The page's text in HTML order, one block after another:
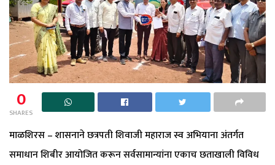
0
SHARES
माळशिरस – शासनाने छत्रपती शिवाजी महाराज स्व अभियाना अंतर्गत
समाधान शिबीर आयोजित करून सर्वसामान्यांना एकाच छताखाली विविध